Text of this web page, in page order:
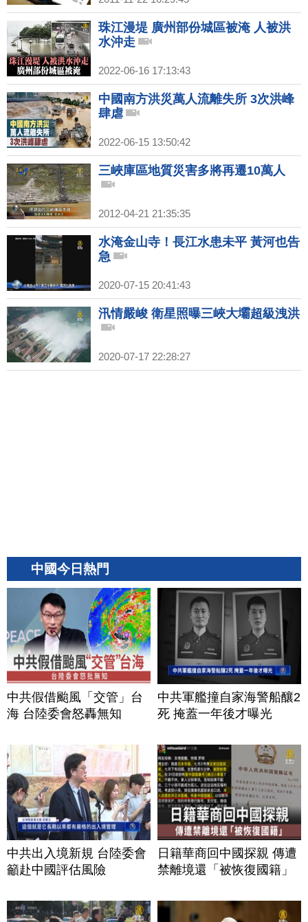
珠江漫堤 廣州部份城區被淹 人被洪
水沖走
2022-06-16 17:13:43
中國南方洪災萬人流離失所 3次洪峰
肆虐
2022-06-15 13:50:42
三峽庫區地質災害多將再遷10萬人
2012-04-21 21:35:35
水淹金山寺！長江水患未平 黃河也告
急
2020-07-15 20:41:43
汛情嚴峻 衛星照曝三峽大壩超級洩洪
2020-07-17 22:28:27
中國今日熱門
中共假借颱風「交管」台
海 台陸委會怒轟無知
中共軍艦撞自家海警船釀2
死 掩蓋一年後才曝光
中共出入境新規 台陸委會
籲赴中國評估風險
日籍華商回中國探親 傳遭
禁離境還「被恢復國籍」